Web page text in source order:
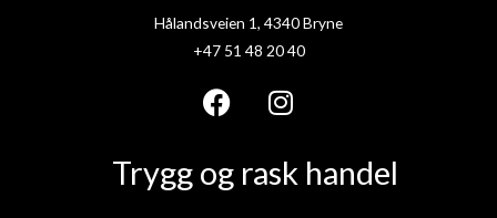
Hålandsveien 1, 4340 Bryne
+47 51 48 20 40
F
c
I
n
s
Trygg og rask handel